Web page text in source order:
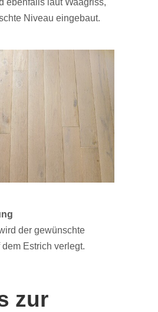
Niveau eingebaut.
der gewünschte
Estrich verlegt.
zur